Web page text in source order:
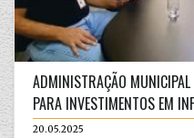
ADMINISTRAÇÃO
PARA INVESTIMENTOS EM
20.05.2025